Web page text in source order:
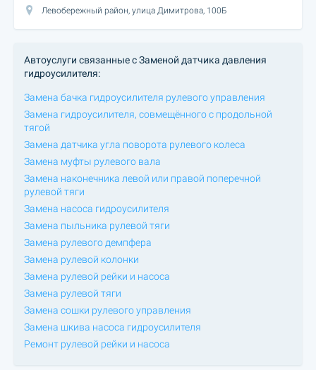
Левобережный район, улица Димитрова, 100Б
Автоуслуги связанные с Заменой датчика давления
гидроусилителя:
Замена бачка гидроусилителя рулевого управления
Замена гидроусилителя, совмещённого с продольной
тягой
Замена датчика угла поворота рулевого колеса
Замена муфты рулевого вала
Замена наконечника левой или правой поперечной
рулевой тяги
Замена насоса гидроусилителя
Замена пыльника рулевой тяги
Замена рулевого демпфера
Замена рулевой колонки
Замена рулевой рейки и насоса
Замена рулевой тяги
Замена сошки рулевого управления
Замена шкива насоса гидроусилителя
Ремонт рулевой рейки и насоса